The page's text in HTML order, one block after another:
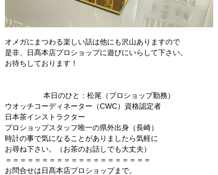
オメガにまつわる楽しい話は他にも沢山ありますので
是非、日髙本店プロショップに遊びにいらして下さい。
お待ちしております！
本日のひと： 松尾（プロショップ勤務）
ウオッチコーディネーター（CWC）資格認定者
日本茶インストラクター
プロショップスタッフ唯一の県外出身（長崎）
時計の事で気になることがありましたら気軽に
お尋ね下さい。（お茶のお話しでも大丈夫）
＝＝＝＝＝＝＝＝＝＝＝＝＝＝＝＝＝＝＝＝
お問合せは日髙本店プロショップまで。